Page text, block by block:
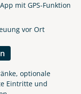
mit GPS-Funktion
vor Ort
optionale
Eintritte und